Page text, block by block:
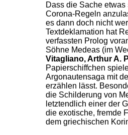
Dass die Sache
Corona-Regeln
es dann doch nicht
Textdeklamation hat
verfassten Prolog
Söhne Medeas (im
Vitagliano, Arthur A.
Papierschiffchen
Argonautensaga mit
erzählen lässt.
die Schilderung von
letztendlich einer der
die exotische, fremde
dem griechischen